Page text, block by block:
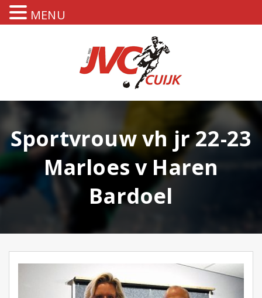
Sportvrouw vh jr 22-23
Marloes v Haren
Bardoel
MENU